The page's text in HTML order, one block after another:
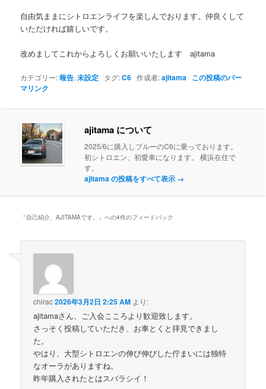
自由気ままにシトロエンライフを楽しんでおります。仲良くして
いただければ嬉しいです。
改めましてこれからよろしくお願いいたします ajitama
カテゴリー:報告,未設定 タグ:C6 作成者:ajitama この投稿のパー
マリンク
ajitama について
2025/6に購入しブルーのC6に乗っております。
初シトロエン、初愛車になります。 横浜在住で
す。
ajitama の投稿をすべて表示 →
「自己紹介、AJITAMAです。 」への4件のフィードバック
chirac2026年3月2日 2:25 AM より:
ajitamaさん、ご入会こころより歓迎致します。
さっそく投稿していただき、お車とくと拝見できまし
た。
やはり、大型シトロエンの伸び伸びした佇まいには独特
なオーラがありますね。
昨年購入されたとはスバラシイ！